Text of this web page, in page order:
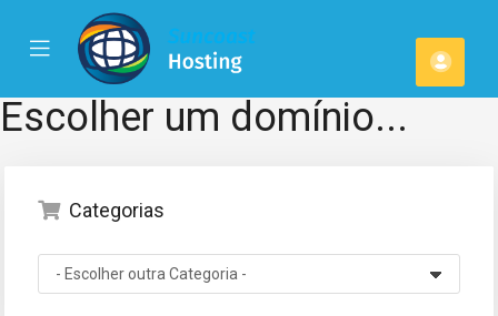
Mobile
Menu
Escolher um domínio...
Categorias